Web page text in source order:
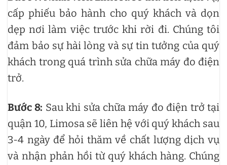
cấp phiếu bảo hành cho quý khách và dọn
dẹp nơi làm việc trước khi rời đi. Chúng tôi
đảm bảo sự hài lòng và sự tin tưởng của quý
khách trong quá trình sửa chữa máy đo điện
trở.
Bước 8: Sau khi sửa chữa máy đo điện trở tại
quận 10, Limosa sẽ liên hệ với quý khách sau
3-4 ngày để hỏi thăm về chất lượng dịch vụ
và nhận phản hồi từ quý khách hàng. Chúng